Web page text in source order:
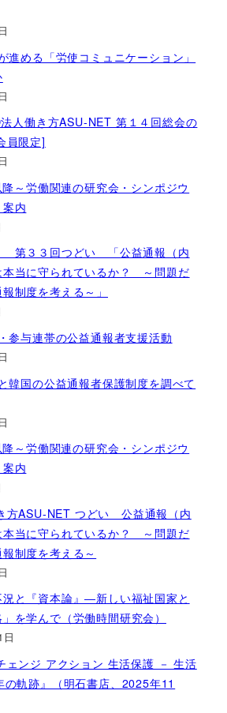
進める「労使コミュニケーション」
人働き方ASU-NET 第１４回総会の
限定]
～労働関連の研究会・シンポジウ
内
第３３回つどい 「公益通報（内
本当に守られているか？ ～問題だ
制度を考える～」
参与連帯の公益通報者支援活動
韓国の公益通報者保護制度を調べて
～労働関連の研究会・シンポジウ
内
方ASU-NET つどい 公益通報（内
本当に守られているか？ ～問題だ
制度を考える～
況と『資本論』―新しい福祉国家と
を学んで（労働時間研究会）
ェンジ アクション 生活保護 － 生活
の軌跡』（明石書店、2025年11